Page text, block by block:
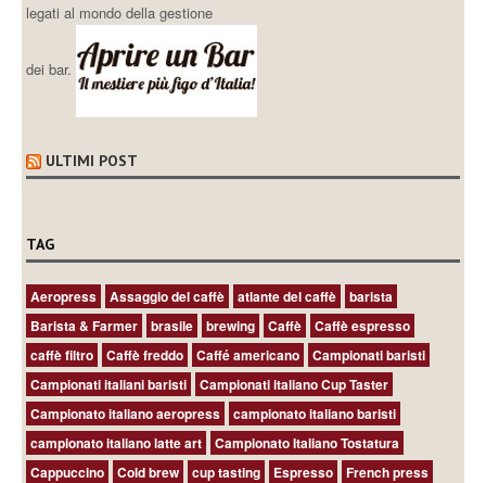
legati al mondo della gestione
dei bar.
ULTIMI POST
TAG
Aeropress Assaggio del caffè atlante del caffè
barista
Barista & Farmer
brasile brewing Caffè
Caffè espresso
caffè filtro
Caffè freddo Caffé americano
Campionati baristi
Campionati italiani baristi
Campionati italiano Cup Taster
Campionato italiano aeropress
campionato italiano baristi
campionato italiano latte art
Campionato Italiano Tostatura
Cappuccino
Cold brew cup tasting Espresso
French press